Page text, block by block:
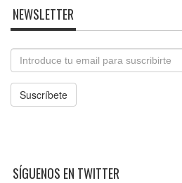
NEWSLETTER
Email
Suscríbete
SÍGUENOS EN TWITTER